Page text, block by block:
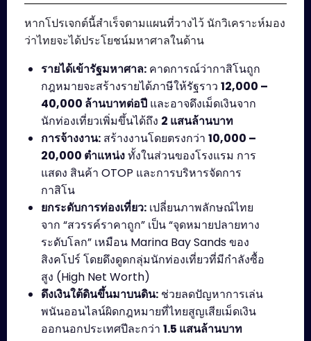
หากโปรเจกต์นี้สำเร็จตามแผนที่วางไว้ นักวิเคราะห์มอง
ว่าไทยจะได้ประโยชน์มหาศาลในด้าน
รายได้เข้ารัฐมหาศาล: คาดการณ์ว่ากาสิโนถูก
กฎหมายจะสร้างรายได้ภาษีให้รัฐราว 12,000 –
40,000 ล้านบาทต่อปี และอาจดึงเม็ดเงินจาก
นักท่องเที่ยวเพิ่มขึ้นได้ถึง 2 แสนล้านบาท
การจ้างงาน: สร้างงานโดยตรงกว่า 10,000 –
20,000 ตำแหน่งทั้งในส่วนของโรงแรม การ
แสดง สินค้า OTOP และการบริหารจัดการ
กาสิโน
ยกระดับการท่องเที่ยว: เปลี่ยนภาพลักษณ์ไทย
จาก “สวรรค์ราคาถูก” เป็น “จุดหมายปลายทาง
ระดับโลก” เหมือน Marina Bay Sands ของ
สิงคโปร์ โดยดึงดูดกลุ่มนักท่องเที่ยวที่มีกำลังซื้อ
สูง (High Net Worth)
ดึงเงินใต้ดินขึ้นมาบนดิน: ช่วยลดปัญหาการเล่น
พนันออนไลน์ผิดกฎหมายที่ไทยสูญเสียเม็ดเงิน
ออกนอกประเทศปีละกว่า 1.5 แสนล้านบาท